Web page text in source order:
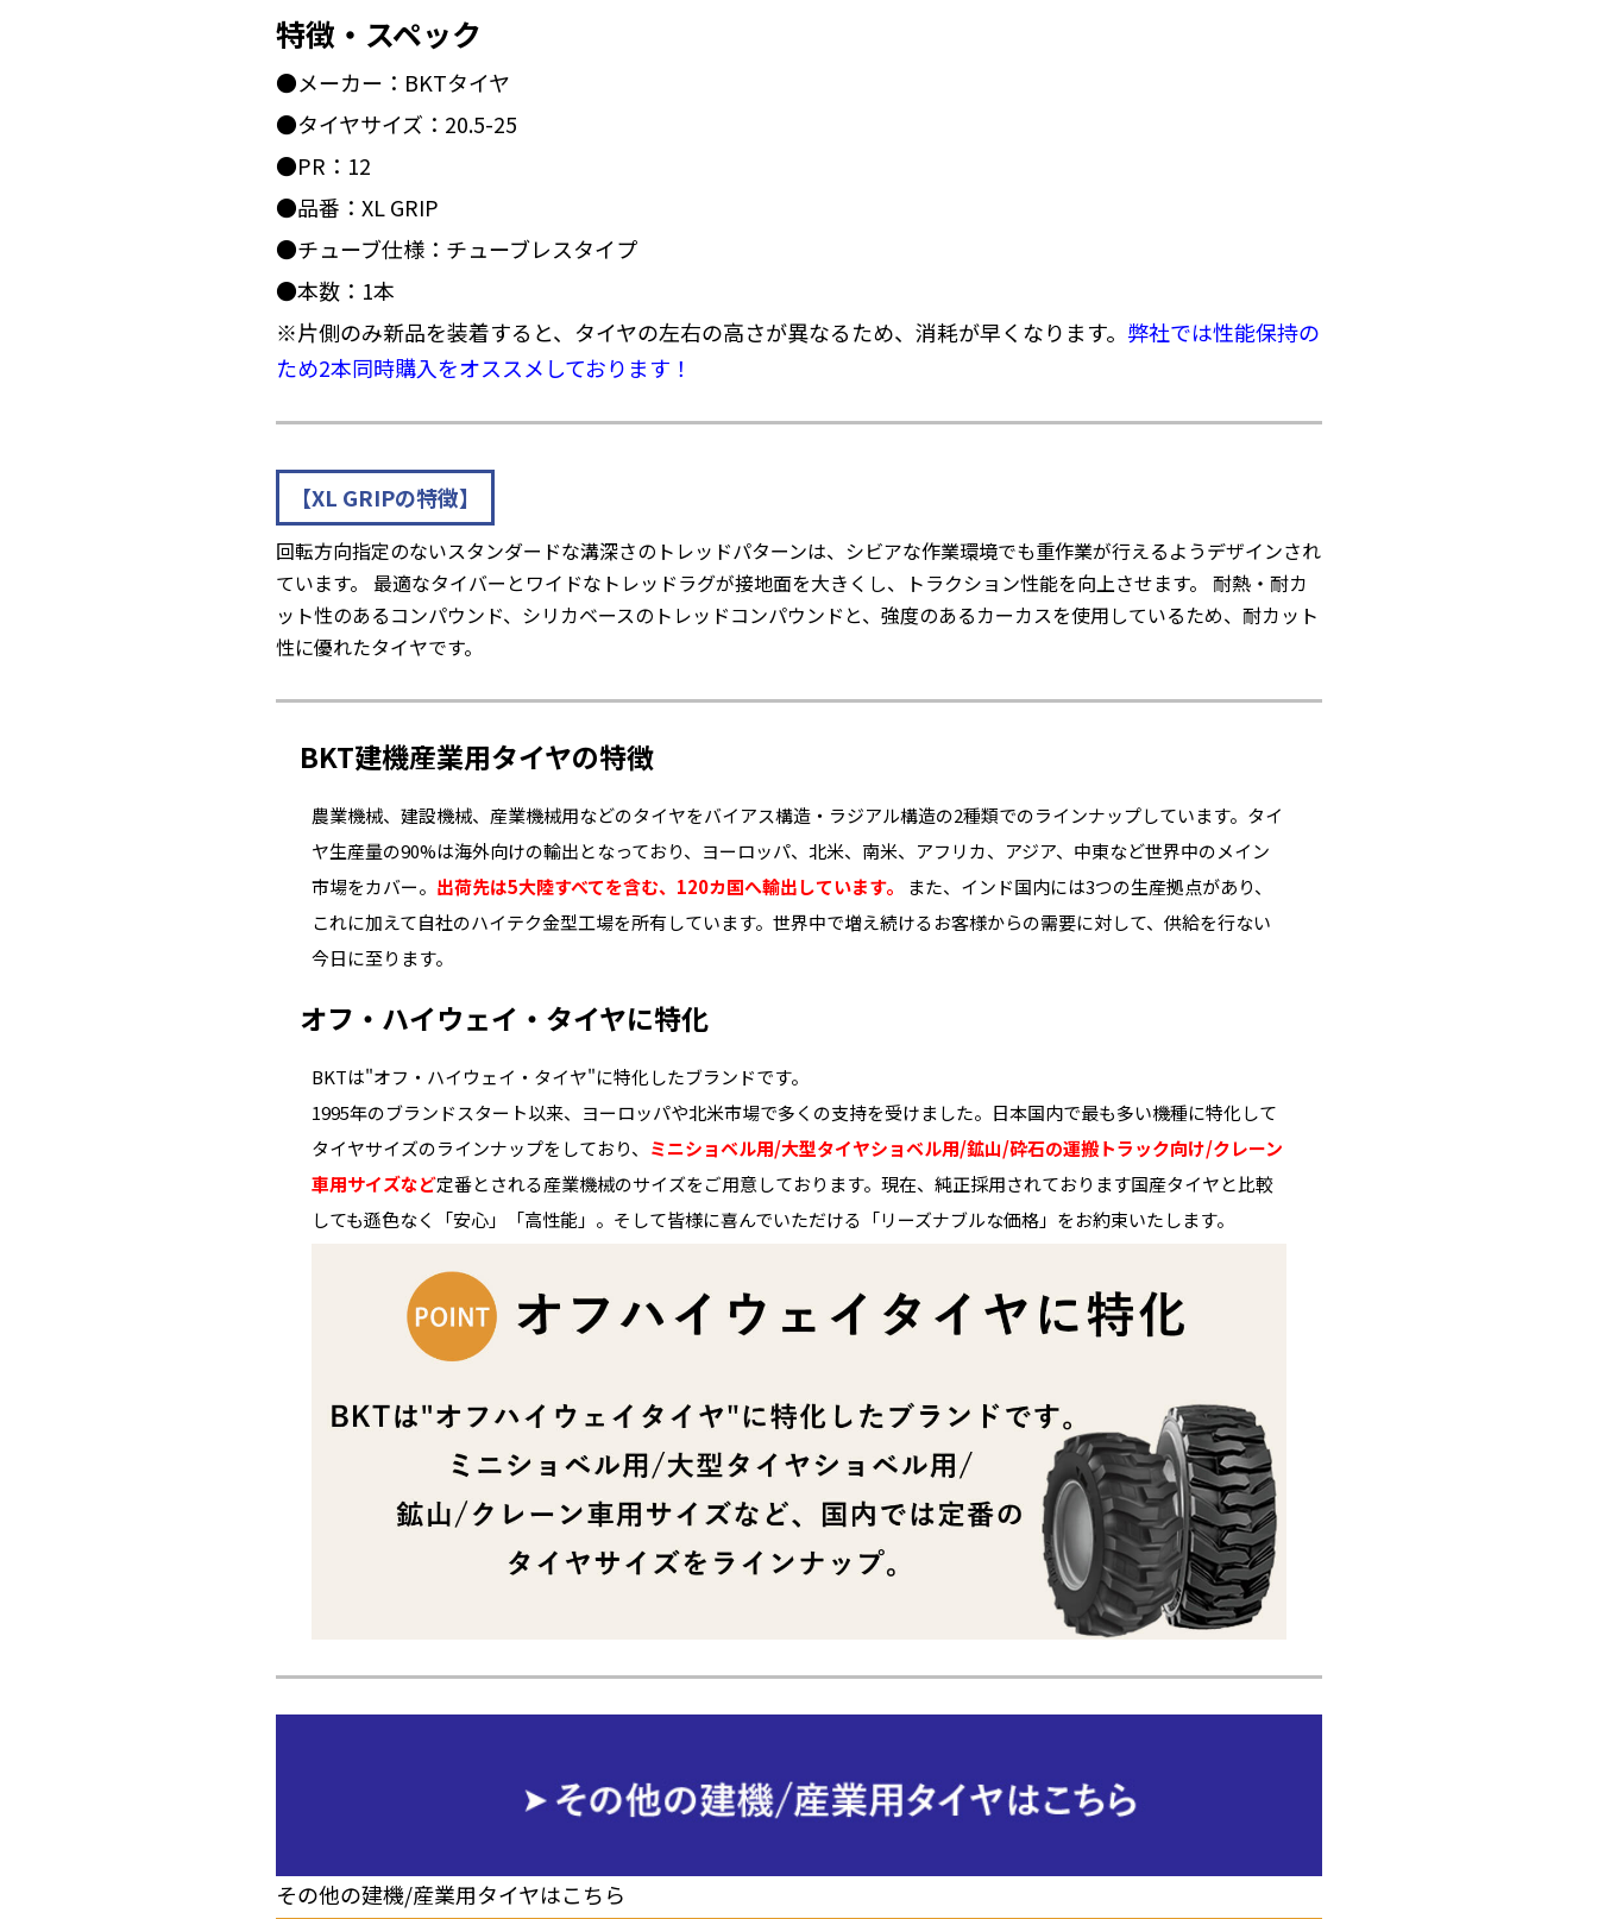
特徴・スペック
●メーカー：BKTタイヤ
●タイヤサイズ：20.5-25
●PR：12
●品番：XL GRIP
●チューブ仕様：チューブレスタイプ
●本数：1本
※片側のみ新品を装着すると、タイヤの左右の高さが異なるため、消耗が早くなります。 弊社では性能保持の
ため2本同時購入をオススメしております！
【XL GRIPの特徴】
回転方向指定のないスタンダードな溝深さのトレッドパターンは、シビアな作業環境でも重作業が行えるようデザインされ
ています。 最適なタイバーとワイドなトレッドラグが接地面を大きくし、トラクション性能を向上させます。 耐熱・耐カ
ット性のあるコンパウンド、シリカベースのトレッドコンパウンドと、強度のあるカーカスを使用しているため、耐カット
性に優れたタイヤです。
BKT建機産業用タイヤの特徴
農業機械、建設機械、産業機械用などのタイヤをバイアス構造・ラジアル構造の2種類でのラインナップしています。タイ
ヤ生産量の90%は海外向けの輸出となっており、ヨーロッパ、北米、南米、アフリカ、アジア、中東など世界中のメイン
市場をカバー。 出荷先は5大陸すべてを含む、120カ国へ輸出しています。
また、インド国内には3つの生産拠点があり、
これに加えて自社のハイテク金型工場を所有しています。世界中で増え続けるお客様からの需要に対して、供給を行ない
今日に至ります。
オフ・ハイウェイ・タイヤに特化
BKTは"オフ・ハイウェイ・タイヤ"に特化したブランドです。
1995年のブランドスタート以来、ヨーロッパや北米市場で多くの支持を受けました。日本国内で最も多い機種に特化して
タイヤサイズのラインナップをしており、 ミニショベル用/大型タイヤショベル用/鉱山/砕石の運搬トラック向け/クレーン
車用サイズなど定番とされる産業機械のサイズをご用意しております。現在、純正採用されております国産タイヤと比較
しても遜色なく「安心」「高性能」。そして皆様に喜んでいただける「リーズナブルな価格」をお約束いたします。
その他の建機/産業用タイヤはこちら